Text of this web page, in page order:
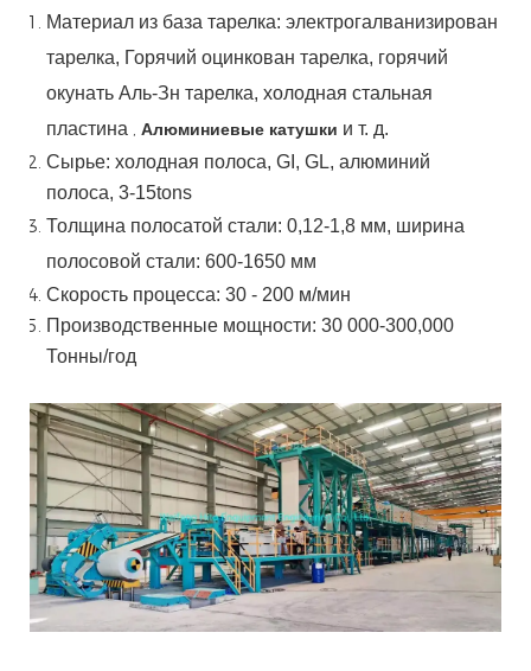
Материал из база тарелка: электрогалванизирован
тарелка, Горячий оцинкован тарелка, горячий
окунать Аль-Зн тарелка, холодная стальная
пластина , Алюминиевые катушки и т. д.
Сырье: холодная полоса, GI, GL, алюминий
полоса, 3-15tons
Толщина полосатой стали: 0,12-1,8 мм, ширина
полосовой стали: 600-1650 мм
Скорость процесса: 30 - 200 м/мин
Производственные мощности: 30 000-300,000
Тонны/год